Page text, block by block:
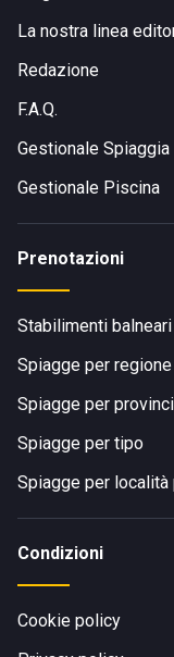
Visita il sito di
La nostra linea
Redazione
F.A.Q.
Gestionale Spiaggia
Gestionale Piscina
Prenotazioni
Stabilimenti balneari
Spiagge per regione
Spiagge per
Spiagge per tipo
Spiagge per località
Condizioni
Cookie policy